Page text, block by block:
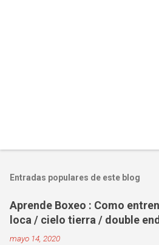
Entradas populares de este blog
Aprende Boxeo : Como
loca / cielo tierra / double
mayo 14, 2020